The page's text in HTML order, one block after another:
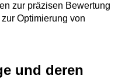
zur präzisen Bewertung
Optimierung von
und deren